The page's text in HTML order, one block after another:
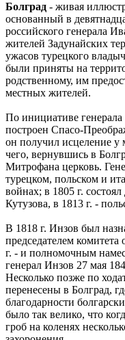
Болград - живая
основанный в
российского генерала
жителей Задунайских
ужасов турецкого
были приняты на
родственному, им
местных жителей.
По инициативе
построен Спасо-
он получил исцеление
чего, вернувшись в
Митрофана церковь.
турецком, польском и
войнах; в 1805 г.
Кутузова, в 1813 г. -
В 1818 г. Инзов был
председателем
г. - и полномочным
генерал Инзов 27 мая
Несколько позже по
перенесены в Болград,
благодарности
было так велико, что
гроб на коленях